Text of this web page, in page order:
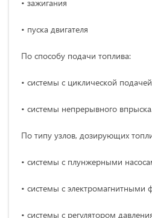
• зажигания
• пуска двигателя
По способу подачи топлива:
• системы с циклической
• системы непрерывного впрыска.
По типу узлов, дозирующих
• системы с плунжерными
• системы с электромагнитными
• системы с регулятором